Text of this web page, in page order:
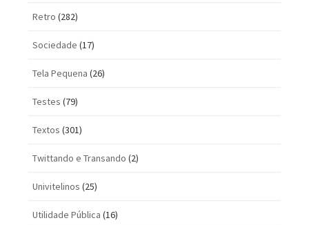
Retro (282)
Sociedade (17)
Tela Pequena (26)
Testes (79)
Textos (301)
Twittando e Transando (2)
Univitelinos (25)
Utilidade Pública (16)